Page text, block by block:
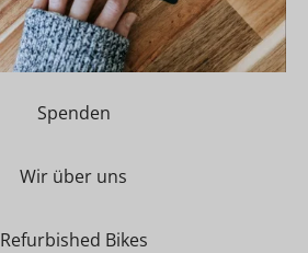
Spenden
Wir über uns
Refurbished Bikes